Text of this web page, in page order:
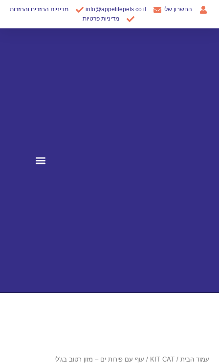
דילוג
החשבון שלי info@appetitepets.co.il
מדיניות החזרים והחזרות
מדיניות פרטיות
עמוד הבית /
KIT CAT / עוף עם פירות ים – מזון רטוב בג'לי
–